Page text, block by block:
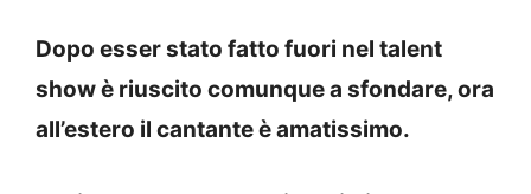
Dopo esser stato fatto fuori nel talent
show è riuscito comunque a sfondare, ora
all’estero il cantante è amatissimo.